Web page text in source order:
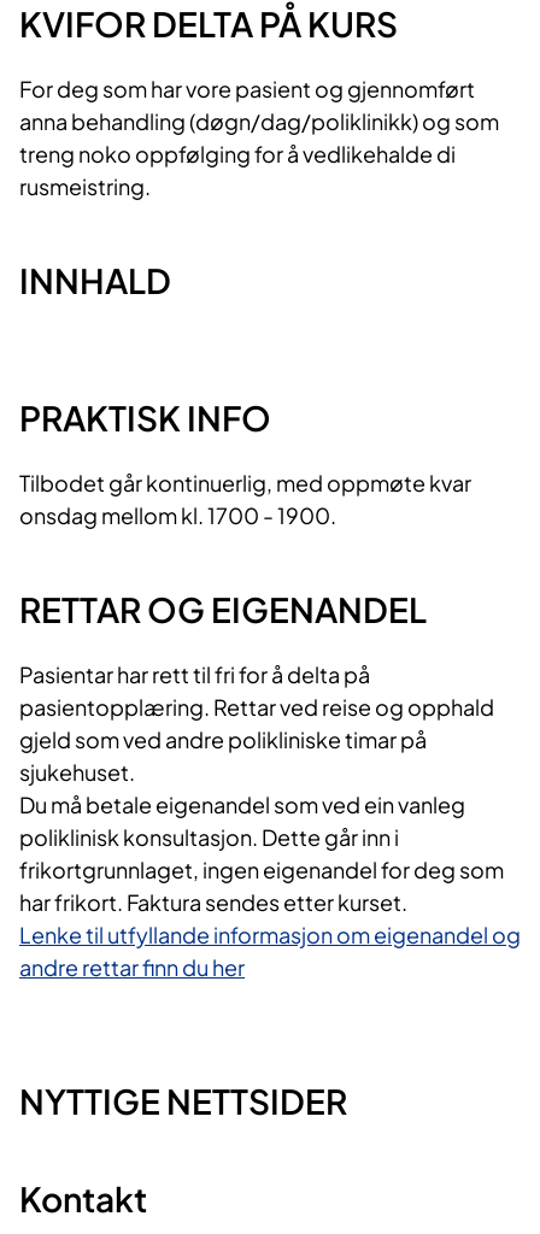
KVIFOR DELTA PÅ KURS
For deg som har vore pasient og gjennomført
anna behandling (døgn/dag/poliklinikk) og som
treng noko oppfølging for å vedlikehalde di
rusmeistring.
INNHALD
PRAKTISK INFO
Tilbodet går kontinuerlig, med oppmøte kvar
onsdag mellom kl. 1700 - 1900.
RETTAR OG EIGENANDEL
Pasientar har rett til fri for å delta på
pasientopplæring. Rettar ved reise og opphald
gjeld som ved andre polikliniske timar på
sjukehuset.
Du må betale eigenandel som ved ein vanleg
poliklinisk konsultasjon. Dette går inn i
frikortgrunnlaget, ingen eigenandel for deg som
har frikort. Faktura sendes etter kurset.
Lenke til utfyllande informasjon om eigenandel og
andre rettar finn du her
NYTTIGE NETTSIDER
Kontakt